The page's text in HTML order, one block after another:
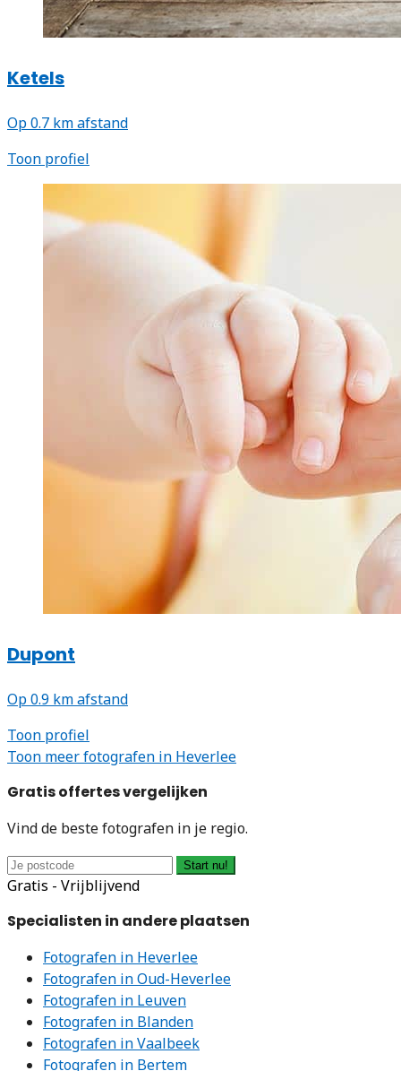
Ketels
Op 0.7 km afstand
Toon profiel
Dupont
Op 0.9 km afstand
Toon profiel
Toon meer fotografen in Heverlee
Gratis offertes vergelijken
Vind de beste fotografen in je regio.
Start nu!
Gratis - Vrijblijvend
Specialisten in andere plaatsen
Fotografen in Heverlee
Fotografen in Oud-Heverlee
Fotografen in Leuven
Fotografen in Blanden
Fotografen in Vaalbeek
Fotografen in Bertem